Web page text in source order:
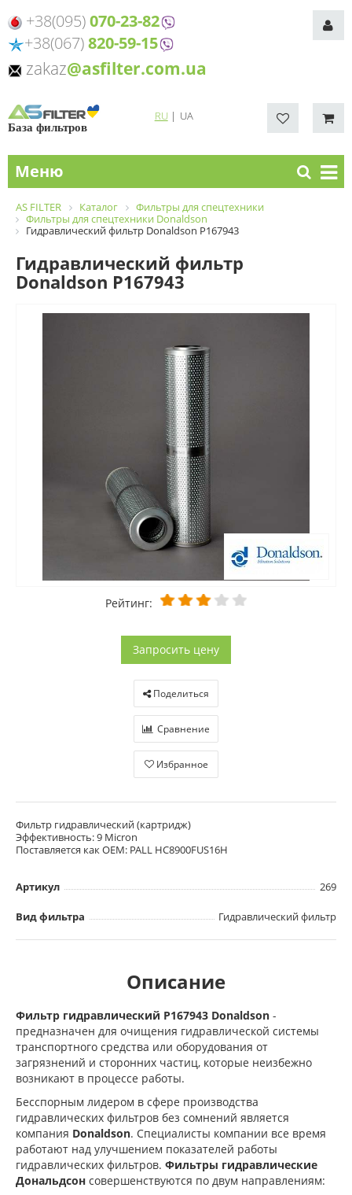
+38(095)070-23-82
+38(067)820-59-15
zakaz@asfilter.com.ua
База фильтров
RU| UA
Меню
AS FILTER Каталог
Фильтры для спецтехники
Фильтры для спецтехники Donaldson
Гидравлический фильтр Donaldson P167943
Гидравлический фильтр
Donaldson P167943
Рейтинг:
Запросить цену
Поделиться
Сравнение
Избранное
Фильтр гидравлический (картридж)
Эффективность: 9 Micron
Поставляется как OEM: PALL HC8900FUS16H
Артикул 269
Вид фильтра Гидравлический фильтр
Описание
Фильтр гидравлический P167943 Donaldson -
предназначен для очищения гидравлической системы
транспортного средства или оборудования от
загрязнений и сторонних частиц, которые неизбежно
возникают в процессе работы.
Бесспорным лидером в сфере производства
гидравлических фильтров без сомнений является
компания Donaldson. Специалисты компании все время
работают над улучшением показателей работы
гидравлических фильтров. Фильтры гидравлические
Дональдсон совершенствуются по двум направлениям: